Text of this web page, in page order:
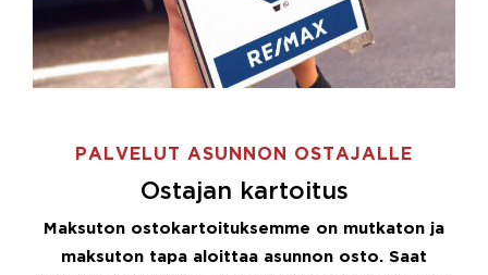
PALVELUT ASUNNON OSTAJALLE
Ostajan kartoitus
Maksuton ostokartoituksemme on mutkaton ja
maksuton tapa aloittaa asunnon osto. Saat